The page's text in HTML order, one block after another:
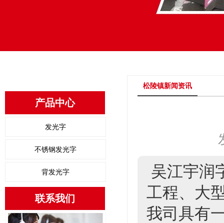
产品中心
发光字
不锈钢发光字
背发光字
联系我们
松陵镇新闻资讯
吴江宇润
工程、大
我司具有